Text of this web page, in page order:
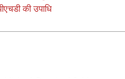
की उपाधि